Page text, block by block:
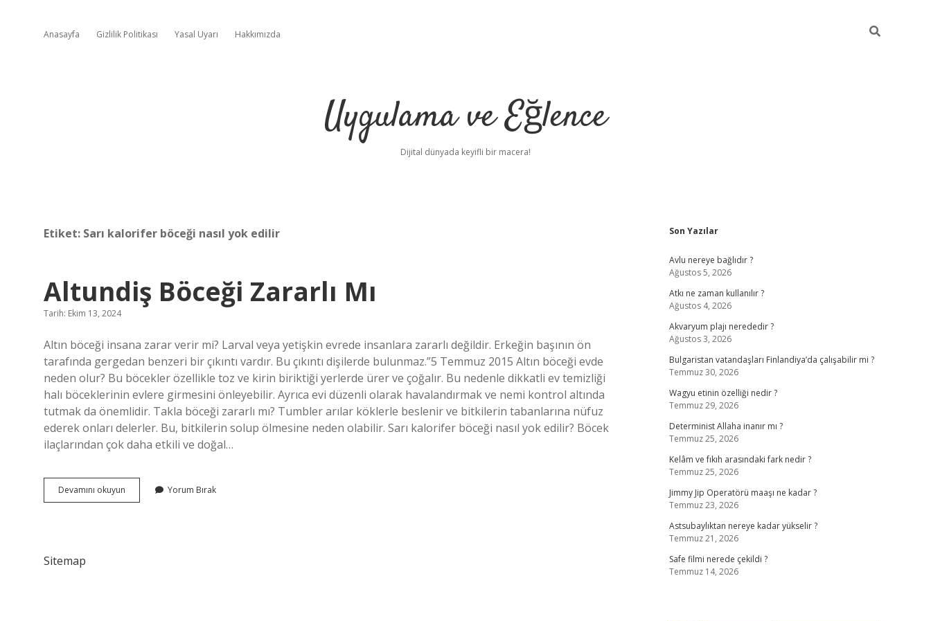
Anasayfa Gizlilik Politikası Yasal Uyarı Hakkımızda
Uygulama ve Eğlence
Dijital dünyada keyifli bir macera!
Etiket: Sarı kalorifer böceği nasıl yok edilir
Altundiş Böceği Zararlı Mı
Tarih: Ekim 13, 2024
Altın böceği insana zarar verir mi? Larval veya yetişkin evrede insanlara zararlı değildir. Erkeğin başının ön
tarafında gergedan benzeri bir çıkıntı vardır. Bu çıkıntı dişilerde bulunmaz.”5 Temmuz 2015 Altın böceği evde
neden olur? Bu böcekler özellikle toz ve kirin biriktiği yerlerde ürer ve çoğalır. Bu nedenle dikkatli ev temizliği
halı böceklerinin evlere girmesini önleyebilir. Ayrıca evi düzenli olarak havalandırmak ve nemi kontrol altında
tutmak da önemlidir. Takla böceği zararlı mı? Tumbler arılar köklerle beslenir ve bitkilerin tabanlarına nüfuz
ederek onları delerler. Bu, bitkilerin solup ölmesine neden olabilir. Sarı kalorifer böceği nasıl yok edilir? Böcek
ilaçlarından çok daha etkili ve doğal…
Devamını okuyun Altundiş
Böceği
Yorum Bırak
Sitemap
Sidebar
Son Yazılar
Avlu nereye bağlıdır ?
Ağustos 5, 2026
Atkı ne zaman kullanılır ?
Ağustos 4, 2026
Akvaryum plajı nerededir ?
Ağustos 3, 2026
Bulgaristan vatandaşları Finlandiya’da çalışabilir mi ?
Temmuz 30, 2026
Wagyu etinin özelliği nedir ?
Temmuz 29, 2026
Determinist Allaha inanır mı ?
Temmuz 25, 2026
Kelâm ve fıkıh arasındaki fark nedir ?
Temmuz 25, 2026
Jimmy Jip Operatörü maaşı ne kadar ?
Temmuz 23, 2026
Astsubaylıktan nereye kadar yükselir ?
Temmuz 21, 2026
Safe filmi nerede çekildi ?
Temmuz 14, 2026